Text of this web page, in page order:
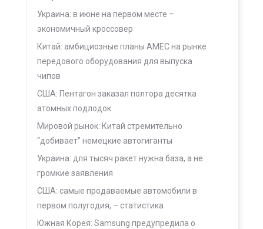
Украина: в июне на первом месте –
экономичный кроссовер
Китай: амбициозные планы AMEC на рынке
передового оборудования для выпуска
чипов
США: Пентагон заказал полтора десятка
атомных подлодок
Мировой рынок: Китай стремительно
“добивает” немецкие автогиганты
Украина: для тысяч ракет нужна база, а не
громкие заявления
США: самые продаваемые автомобили в
первом полугодия, – статистика
Южная Корея: Samsung предупредила о